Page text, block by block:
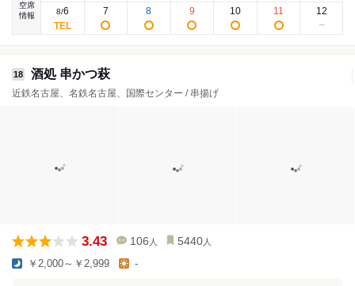
空席
情報
8/6 7 8 9 10 11 12
18 酒処 串かつ萩
近鉄名古屋、名鉄名古屋、国際センター / 串揚げ
3.43 106 人 5440 人
￥2,000～￥2,999 -